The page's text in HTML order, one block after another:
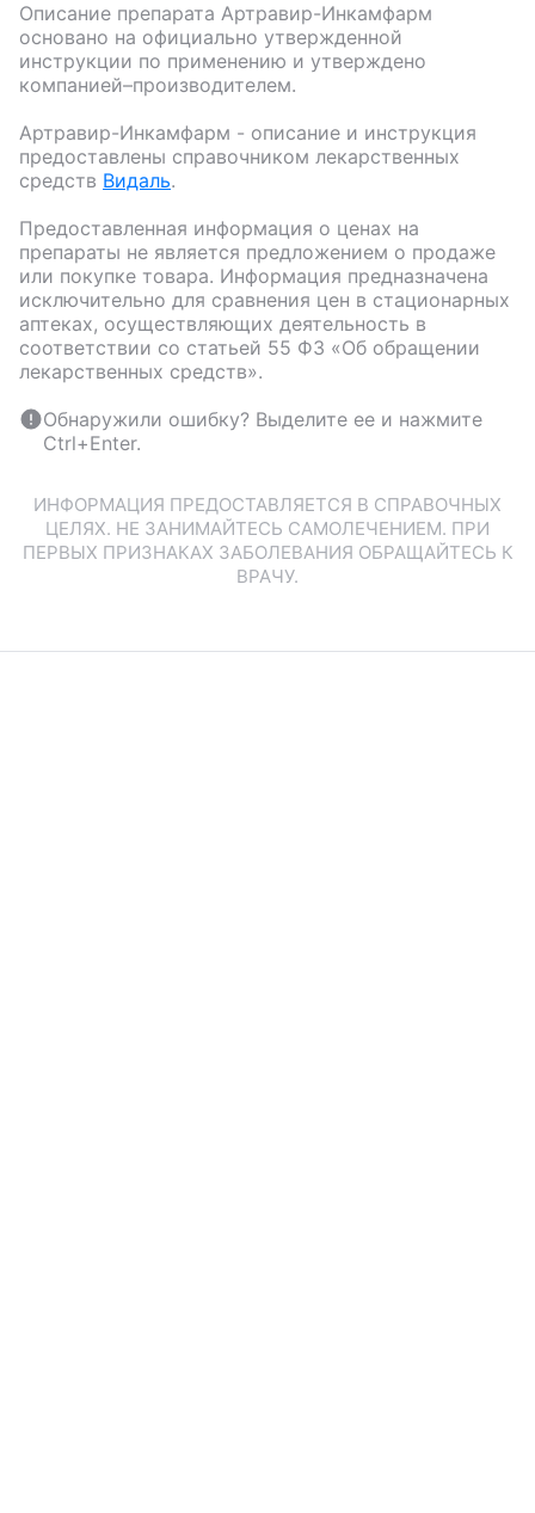
Описание препарата Артравир-Инкамфарм
основано на официально утвержденной
инструкции по применению и утверждено
компанией–производителем.
Артравир-Инкамфарм - описание и инструкция
предоставлены справочником лекарственных
средств Видаль.
Предоставленная информация о ценах на
препараты не является предложением о продаже
или покупке товара. Информация предназначена
исключительно для сравнения цен в стационарных
аптеках, осуществляющих деятельность в
соответствии со статьей 55 ФЗ «Об обращении
лекарственных средств».
Обнаружили ошибку? Выделите ее и нажмите
Ctrl+Enter.
ИНФОРМАЦИЯ ПРЕДОСТАВЛЯЕТСЯ В СПРАВОЧНЫХ
ЦЕЛЯХ. НЕ ЗАНИМАЙТЕСЬ САМОЛЕЧЕНИЕМ. ПРИ
ПЕРВЫХ ПРИЗНАКАХ ЗАБОЛЕВАНИЯ ОБРАЩАЙТЕСЬ К
ВРАЧУ.